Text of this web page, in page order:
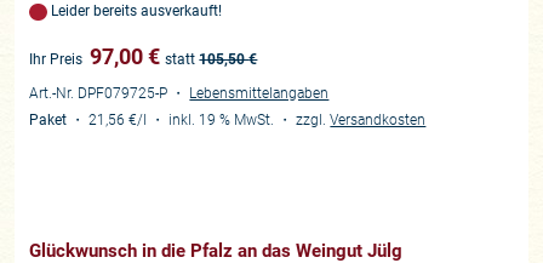
Leider bereits ausverkauft!
Ihr Preis 97,00€ statt 105,50€
Art.-Nr. DPF079725-P ・ Lebensmittelangaben
Paket ・21,56 €/l ・ inkl. 19 % MwSt. ・zzgl.Versandkosten
Glückwunsch in die Pfalz an das Weingut Jülg